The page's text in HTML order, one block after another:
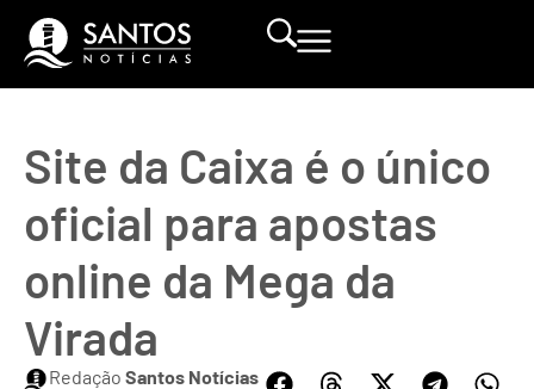
Site da Caixa é o único
oficial para apostas
online da Mega da
Virada
Redação Santos Notícias